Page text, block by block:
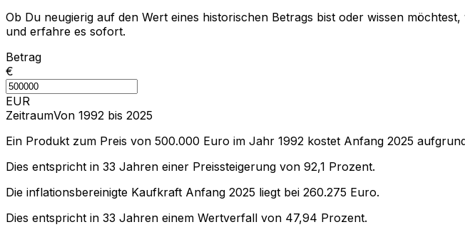
Ob Du neugierig auf den Wert eines historischen Betrags bist oder wissen
und erfahre es sofort.
Betrag
€
EUR
ZeitraumVon 1992 bis 2025
Ein Produkt zum Preis von 500.000 Euro im Jahr 1992 kostet Anfang 2025
Dies entspricht in 33 Jahren einer Preissteigerung von 92,1 Prozent.
Die inflationsbereinigte Kaufkraft Anfang 2025 liegt bei 260.275 Euro.
Dies entspricht in 33 Jahren einem Wertverfall von 47,94 Prozent.